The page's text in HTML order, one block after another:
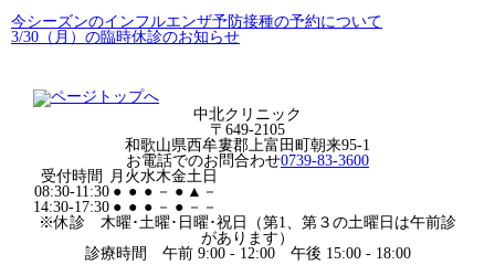
今シーズンのインフルエンザ予防接種の予約について
3/30（月）の臨時休診のお知らせ
中北クリニック
〒649-2105
和歌山県西牟婁郡上富田町朝来95-1
お電話でのお問合わせ0739-83-3600
受付時間
月 火水木金土 日
08:30-11:30 ● ● ● － ● ▲ －
14:30-17:30 ● ● ● － ● － －
※休診 木曜･土曜･日曜･祝日（第1、第３の土曜日は午前診
があります）
診療時間 午前 9:00 - 12:00 午後 15:00 - 18:00